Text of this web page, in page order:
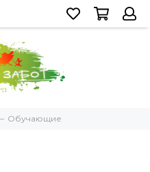
Обучающие